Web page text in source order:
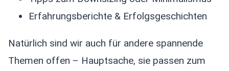
Erfahrungsberichte & Erfolgsgeschichten
Natürlich sind wir auch für andere spannende
Themen offen – Hauptsache, sie passen zum